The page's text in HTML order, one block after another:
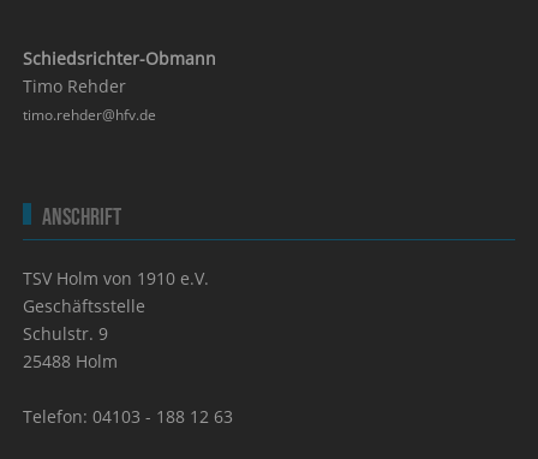
Schiedsrichter-Obmann
Timo Rehder
timo.rehder@hfv.de
Anschrift
TSV Holm von 1910 e.V.
Geschäftsstelle
Schulstr. 9
25488 Holm
Telefon: 04103 - 188 12 63